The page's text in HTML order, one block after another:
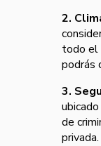
2.
todo el
podrás
3.
de
privada.